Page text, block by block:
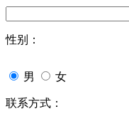
性别：
男 女
联系方式：